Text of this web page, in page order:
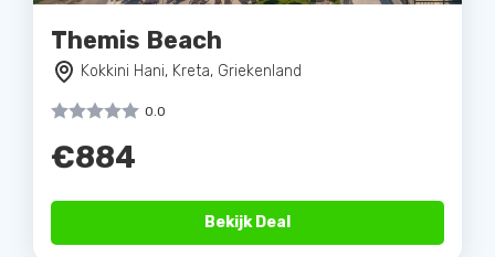
Themis Beach
Kokkini Hani, Kreta, Griekenland
0.0
€884
Bekijk Deal